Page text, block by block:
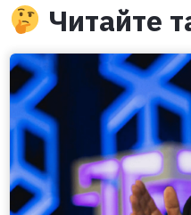
Читайте